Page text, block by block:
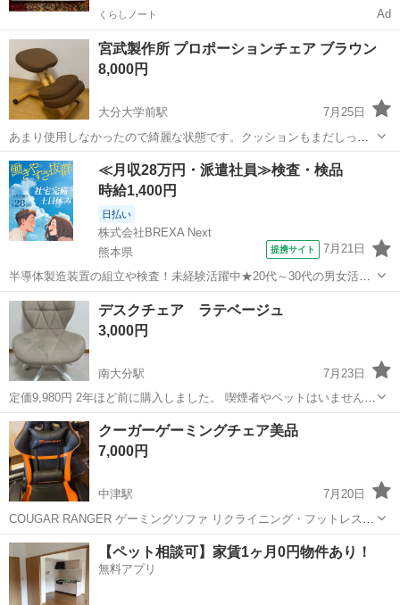
くらしノート Ad
宮武製作所 プロポーションチェア ブラウン
8,000円
大分大学前駅
7月25日
あまり使用しなかったので綺麗な状態です。クッションもまだしっか
りと弾力があります。
大分 大分市 大分大学前駅 椅子
≪月収28万円・派遣社員≫検査・検品
時給1,400円
日払い
株式会社BREXA Next
熊本県
提携サイト 7月21日
半導体製造装置の組立や検査！未経験活躍中★20代～30代の男女活躍
中★ワンルーム寮完備！赴任旅費会社負担！マイカー通勤OK！無料駐
車場あり！正社員登用あり！《熊本県菊池郡大津町》 人気の工場のお
仕事 ◇半導体製造装置の組立...
熊本 その他
デスクチェア ラテベージュ
3,000円
南大分駅
7月23日
定価9,980円 2年ほど前に購入しました。 喫煙者やペットはいません。
サイズや使用感は写真を確認ください。 ノークレームノーリターンを
ご了承頂ける方のみご購入ください。
大分 大分市 南大分駅
クーガーゲーミングチェア美品
7,000円
中津駅
7月20日
COUGAR RANGER ゲーミングソファ リクライニング・フットレスト
付き クッション付属 使用に伴う小傷はありますが、破れなく比較的き
れいです。 配送も近場であれば可能です
大分 中津市 中津駅 椅子 現状
【ペット相談可】家賃1ヶ月0円物件あり！
無料アプリ